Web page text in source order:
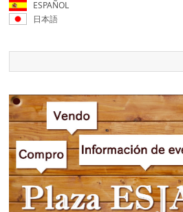
ESPAÑOL
日本語